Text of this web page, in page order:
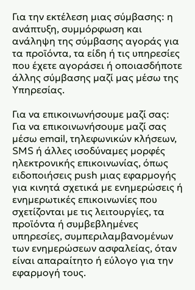
Για την εκτέλεση μιας σύμβασης: η
ανάπτυξη, συμμόρφωση και
ανάληψη της σύμβασης αγοράς για
τα προϊόντα, τα είδη ή τις υπηρεσίες
που έχετε αγοράσει ή οποιασδήποτε
άλλης σύμβασης μαζί μας μέσω της
Υπηρεσίας.
Για να επικοινωνήσουμε μαζί σας:
Για να επικοινωνήσουμε μαζί σας
μέσω email, τηλεφωνικών κλήσεων,
SMS ή άλλες ισοδύναμες μορφές
ηλεκτρονικής επικοινωνίας, όπως
ειδοποιήσεις push μιας εφαρμογής
για κινητά σχετικά με ενημερώσεις ή
ενημερωτικές επικοινωνίες που
σχετίζονται με τις λειτουργίες, τα
προϊόντα ή συμβεβλημένες
υπηρεσίες, συμπεριλαμβανομένων
των ενημερώσεων ασφαλείας, όταν
είναι απαραίτητο ή εύλογο για την
εφαρμογή τους.